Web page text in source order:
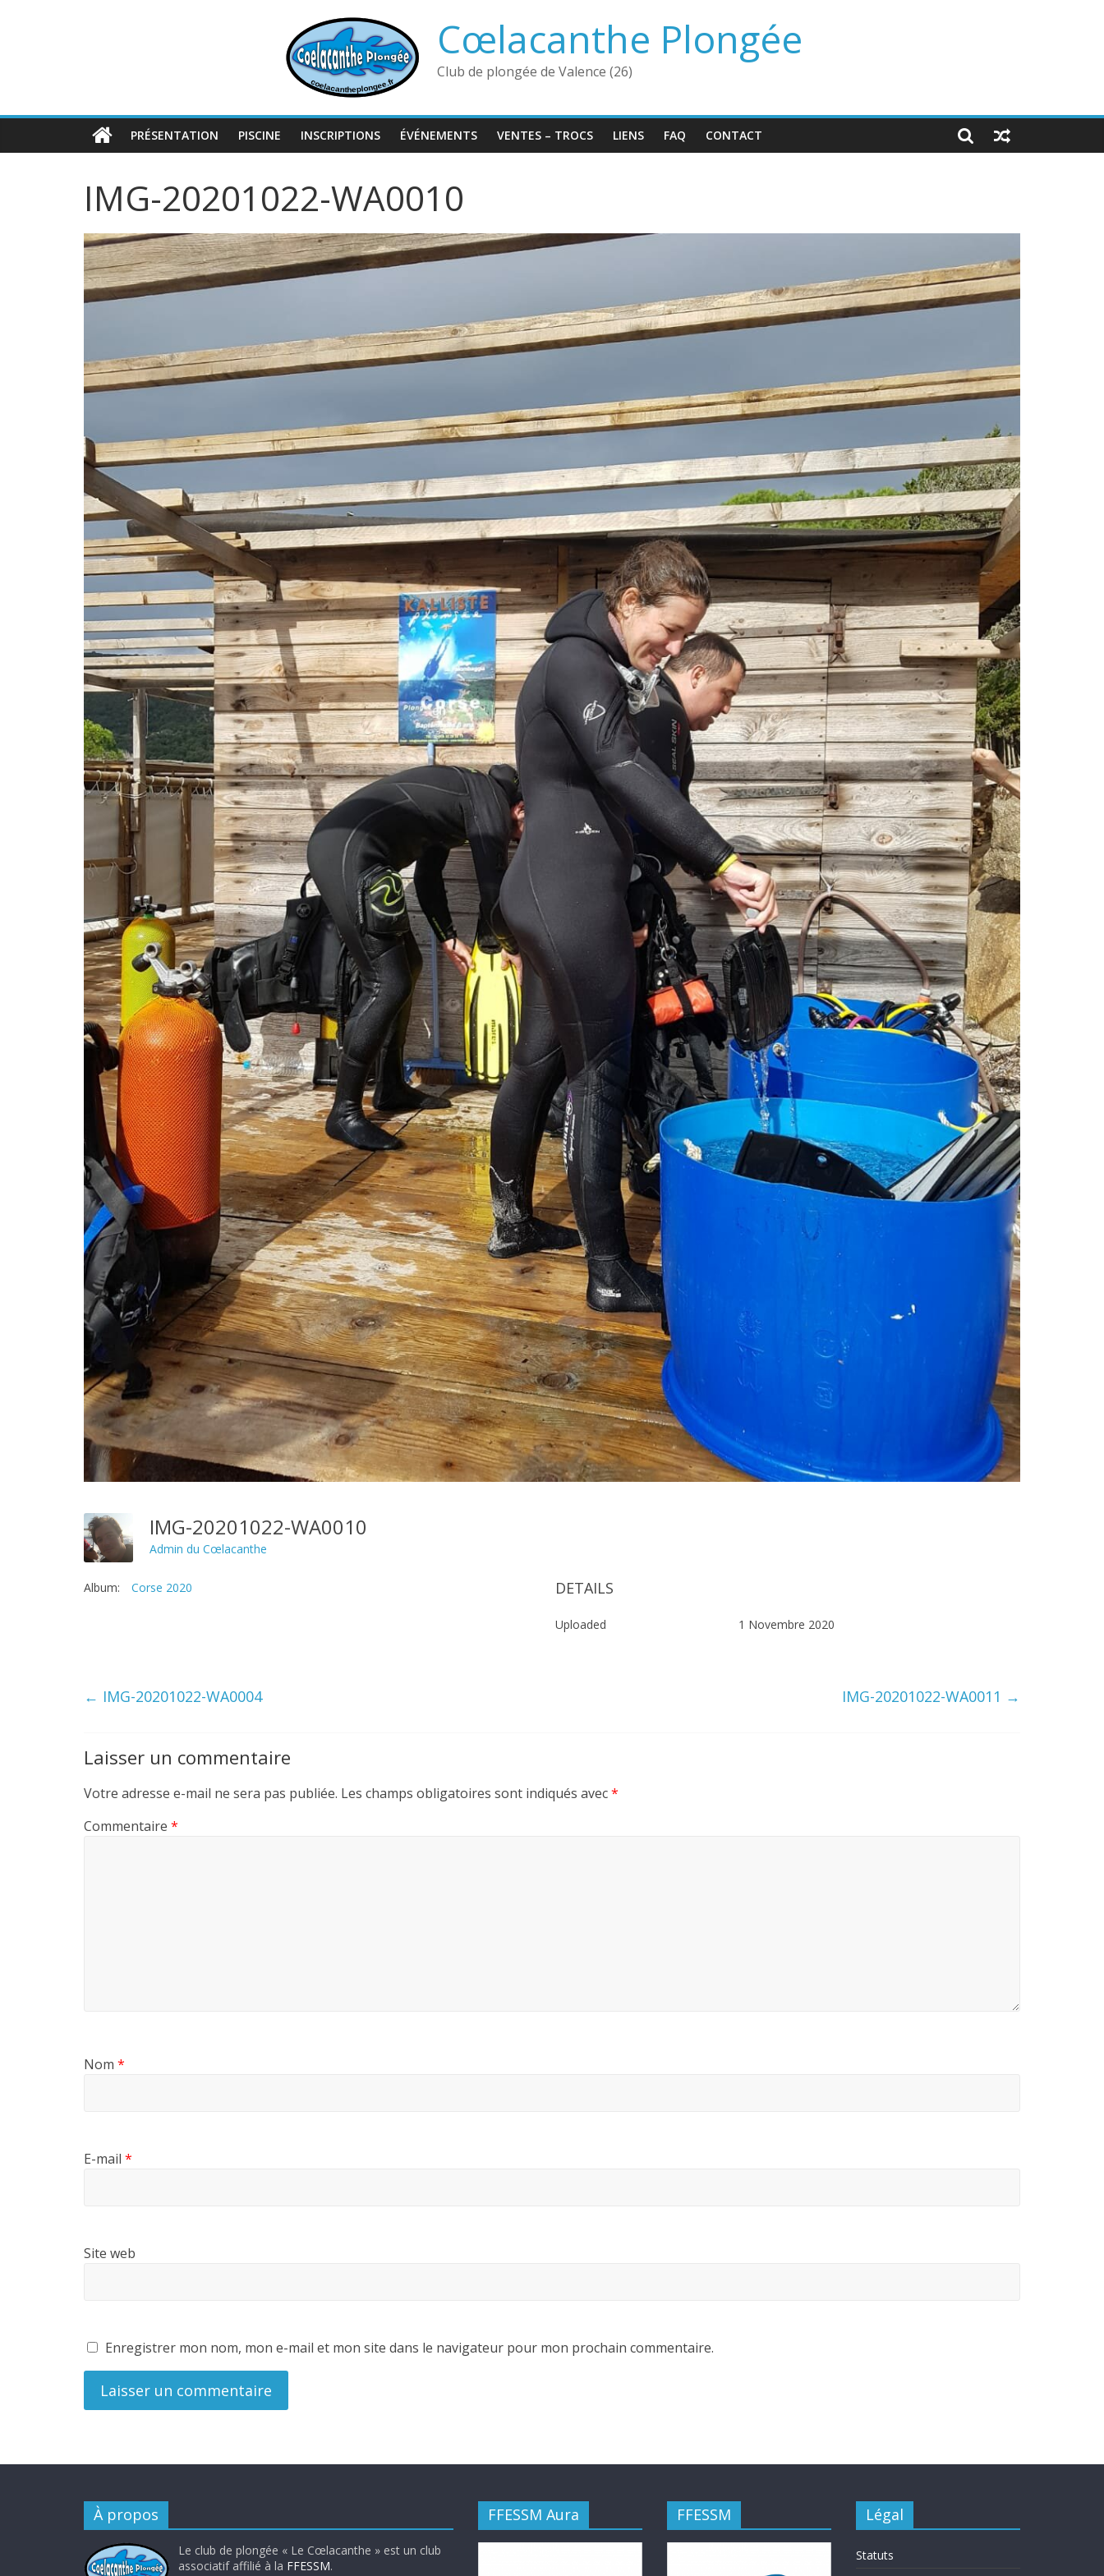
Cœlacanthe Plongée
Club de plongée de Valence (26)
PRÉSENTATION PISCINE INSCRIPTIONS ÉVÉNEMENTS VENTES – TROCS LIENS FAQ CONTACT
IMG-20201022-WA0010
IMG-20201022-WA0010
Admin du Cœlacanthe
Album: Corse 2020 DETAILS
Uploaded 1 Novembre 2020
← IMG-20201022-WA0004 IMG-20201022-WA0011 →
Laisser un commentaire
Votre adresse e-mail ne sera pas publiée. Les champs obligatoires sont indiqués avec*
Commentaire *
Nom *
E-mail *
Site web
Enregistrer mon nom, mon e-mail et mon site dans le navigateur pour mon prochain commentaire.
À propos
Le club de plongée « Le Cœlacanthe » est un club
associatif affilié à la FFESSM.
FFESSM Aura FFESSM Légal
Statuts